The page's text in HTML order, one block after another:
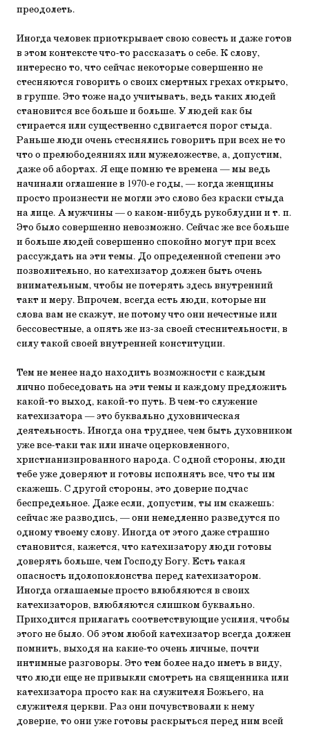
преодолеть.
Иногда человек приоткрывает свою совесть и даже готов
в этом контексте что-то рассказать о себе. К слову,
интересно то, что сейчас некоторые совершенно не
стесняются говорить о своих смертных грехах открыто,
в группе. Это тоже надо учитывать, ведь таких людей
становится все больше и больше. У людей как бы
стирается или существенно сдвигается порог стыда.
Раньше люди очень стеснялись говорить при всех не то
что о прелюбодеяниях или мужеложестве, а, допустим,
даже об абортах. Я еще помню те времена — мы ведь
начинали оглашение в 1970‑е годы, — когда женщины
просто произнести не могли это слово без краски стыда
на лице. А мужчины — о каком-нибудь рукоблудии и т. п.
Это было совершенно невозможно. Сейчас же все больше
и больше людей совершенно спокойно могут при всех
рассуждать на эти темы. До определенной степени это
позволительно, но катехизатор должен быть очень
внимательным, чтобы не потерять здесь внутренний
такт и меру. Впрочем, всегда есть люди, которые ни
слова вам не скажут, не потому что они нечестные или
бессовестные, а опять же из-за своей стеснительности, в
силу такой своей внутренней конституции.
Тем не менее надо находить возможности с каждым
лично побеседовать на эти темы и каждому предложить
какой-то выход, какой-то путь. В чем-то служение
катехизатора — это буквально духовническая
деятельность. Иногда она труднее, чем быть духовником
уже все-таки так или иначе оцерковленного,
христианизированного народа. С одной стороны, люди
тебе уже доверяют и готовы исполнять все, что ты им
скажешь. С другой стороны, это доверие подчас
беспредельное. Даже если, допустим, ты им скажешь:
сейчас же разводись, — они немедленно разведутся по
одному твоему слову. Иногда от этого даже страшно
становится, кажется, что катехизатору люди готовы
доверять больше, чем Господу Богу. Есть такая
опасность идолопоклонства перед катехизатором.
Иногда оглашаемые просто влюбляются в своих
катехизаторов, влюбляются слишком буквально.
Приходится прилагать соответствующие усилия, чтобы
этого не было. Об этом любой катехизатор всегда должен
помнить, выходя на какие-то очень личные, почти
интимные разговоры. Это тем более надо иметь в виду,
что люди еще не привыкли смотреть на священника или
катехизатора просто как на служителя Божьего, на
служителя церкви. Раз они почувствовали к нему
доверие, то они уже готовы раскрыться перед ним всей